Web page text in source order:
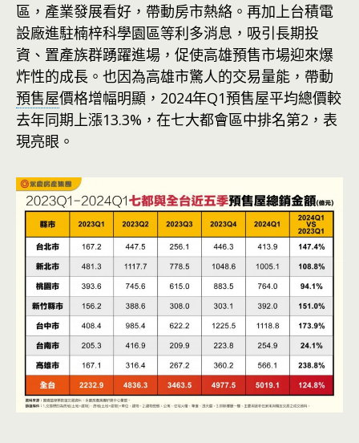
區，產業發展看好，帶動房市熱絡。再加上台積電
設廠進駐楠梓科學園區等利多消息，吸引長期投
資、置產族群踴躍進場，促使高雄預售市場迎來爆
炸性的成長。也因為高雄市驚人的交易量能，帶動
預售屋價格增幅明顯，2024年Q1預售屋平均總價較
去年同期上漲13.3%，在七大都會區中排名第2，表
現亮眼。